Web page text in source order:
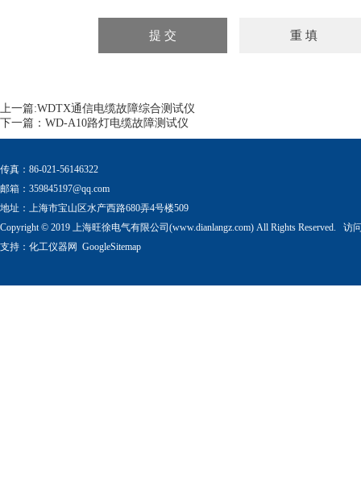
上一篇:WDTX通信电缆故障综合测试仪
下一篇： WD-A10路灯电缆故障测试仪
传真：86-021-56146322
邮箱： 359845197@qq.com
地址：上海市宝山区水产西路680弄4号楼509
Copyright © 2019 上海旺徐电气有限公司(www.dianlangz.com) All Rights Reserved. 访
支持： 化工仪器网 GoogleSitemap